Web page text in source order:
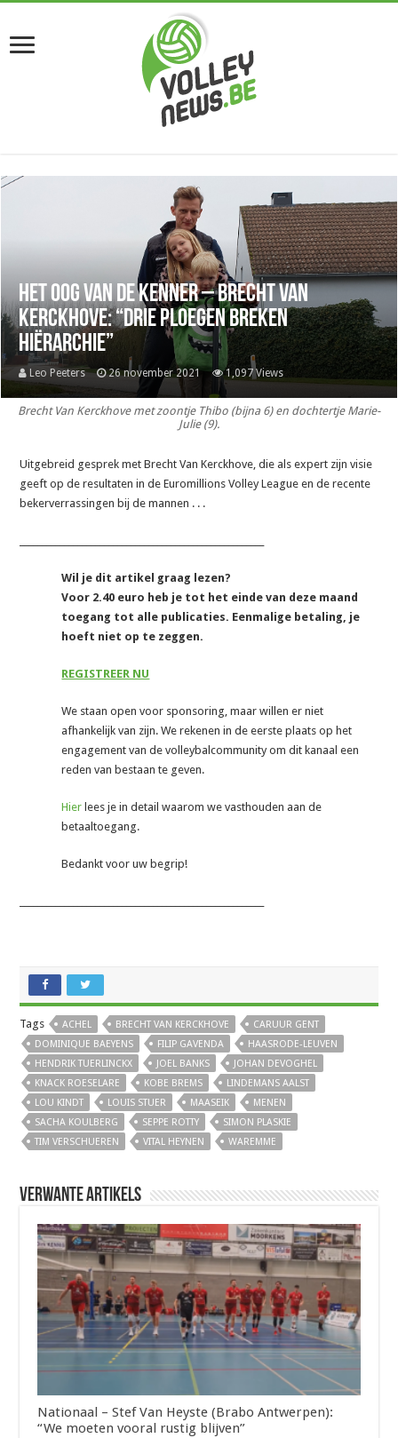
Het oog van de kenner – Brecht Van
Kerckhove: “Drie ploegen breken
hiërarchie”
Leo Peeters 26 november 2021 1,097 Views
Brecht Van Kerckhove met zoontje Thibo (bijna 6) en dochtertje Marie-
Julie (9).
Uitgebreid gesprek met Brecht Van Kerckhove, die als expert zijn visie
geeft op de resultaten in de Euromillions Volley League en de recente
bekerverrassingen bij de mannen . . .
Wil je dit artikel graag lezen?
Voor 2.40 euro heb je tot het einde van deze maand
toegang tot alle publicaties. Eenmalige betaling, je
hoeft niet op te zeggen.
REGISTREER NU
We staan open voor sponsoring, maar willen er niet
afhankelijk van zijn. We rekenen in de eerste plaats op het
engagement van de volleybalcommunity om dit kanaal een
reden van bestaan te geven.
Hier lees je in detail waarom we vasthouden aan de
betaaltoegang.
Bedankt voor uw begrip!
Tags ACHEL BRECHT VAN KERCKHOVE
CARUUR GENT
DOMINIQUE BAEYENS
FILIP GAVENDA
HAASRODE-LEUVEN
HENDRIK TUERLINCKX
JOEL BANKS
JOHAN DEVOGHEL
KNACK ROESELARE
KOBE BREMS
LINDEMANS AALST
LOU KINDT
LOUIS STUER MAASEIK
MENEN
SACHA KOULBERG
SEPPE ROTTY
SIMON PLASKIE
TIM VERSCHUEREN
VITAL HEYNEN WAREMME
Verwante artikels
Nationaal – Stef Van Heyste (Brabo Antwerpen):
“We moeten vooral rustig blijven”